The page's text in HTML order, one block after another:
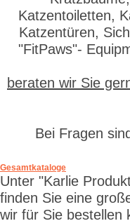
Katzentoiletten,
Katzentüren,
"FitPaws"-
beraten wir Sie
Bei Fragen
Gesamtkataloge
Unter "Karlie
finden Sie eine
wir für Sie bestellen